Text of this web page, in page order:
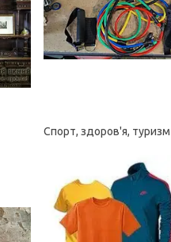
Спорт, здоров'я, туризм